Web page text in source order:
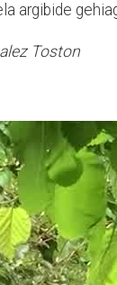
argibide
Toston